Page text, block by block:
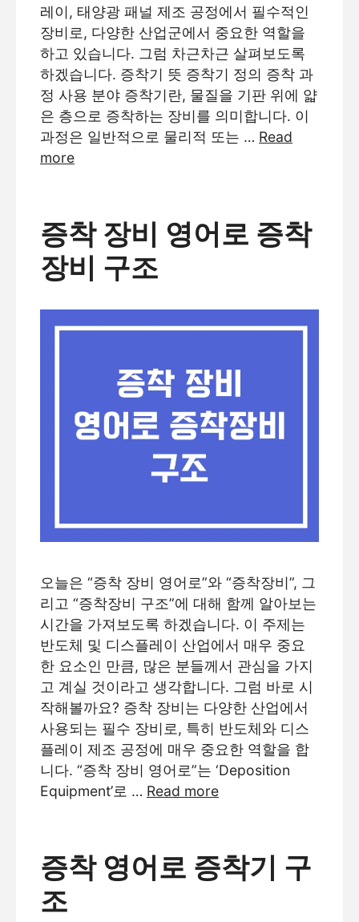
레이, 태양광 패널 제조 공정에서 필수적인
장비로, 다양한 산업군에서 중요한 역할을
하고 있습니다. 그럼 차근차근 살펴보도록
하겠습니다. 증착기 뜻 증착기 정의 증착 과
정 사용 분야 증착기란, 물질을 기판 위에 얇
은 층으로 증착하는 장비를 의미합니다. 이
과정은 일반적으로 물리적 또는 … Read
more
증착 장비 영어로 증착
장비 구조
오늘은 “증착 장비 영어로”와 “증착장비”, 그
리고 “증착장비 구조”에 대해 함께 알아보는
시간을 가져보도록 하겠습니다. 이 주제는
반도체 및 디스플레이 산업에서 매우 중요
한 요소인 만큼, 많은 분들께서 관심을 가지
고 계실 것이라고 생각합니다. 그럼 바로 시
작해볼까요? 증착 장비는 다양한 산업에서
사용되는 필수 장비로, 특히 반도체와 디스
플레이 제조 공정에 매우 중요한 역할을 합
니다. “증착 장비 영어로”는 ‘Deposition
Equipment’로 … Read more
증착 영어로 증착기 구
조